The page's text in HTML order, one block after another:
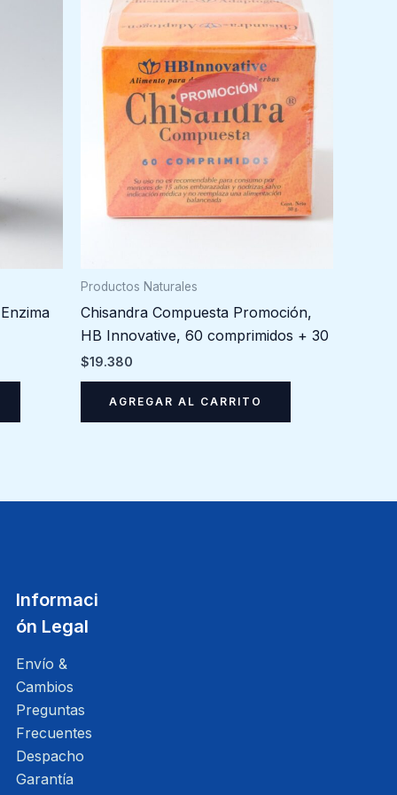
Productos Naturales
Chisandra Compuesta Promoción,
HB Innovative, 60 comprimidos + 30
$19.380
AGREGAR AL CARRITO
Informaci
ón Legal
Envío &
Cambios
Preguntas
Frecuentes
Despacho
Garantía